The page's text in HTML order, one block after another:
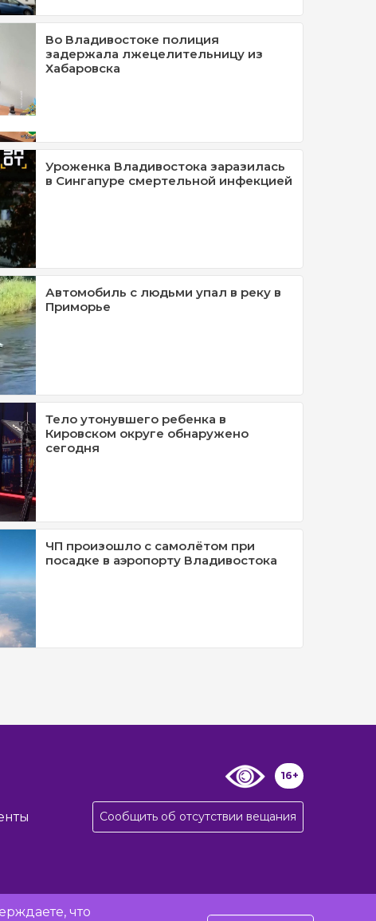
Во Владивостоке полиция
задержала лжецелительницу из
Хабаровска
Уроженка Владивостока заразилась
в Сингапуре смертельной инфекцией
Автомобиль с людьми упал в реку в
Приморье
Тело утонувшего ребенка в
Кировском округе обнаружено
сегодня
ЧП произошло с самолётом при
посадке в аэропорту Владивостока
16+
Сообщить об отсутствии вещания
что